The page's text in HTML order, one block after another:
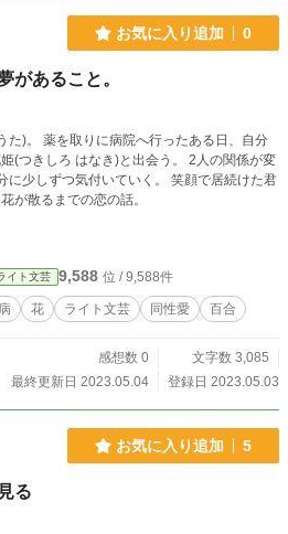
お気に入り追加 0
があること。
た)。 薬を取りに病院へ行ったある日、自分
(つきしろ はなき)と出会う。 2人の関係が変
気付いていく。 笑顔で居続けた君
が散るまでの恋の話。
イト文芸 9,588 位 / 9,588件
花 ライト文芸 同性愛 百合
感想数 0
文字数 3,085
最終更新日 2023.05.04
登録日 2023.05.03
お気に入り追加 5
る